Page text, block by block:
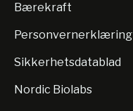
Bærekraft
Personvernerklæring
Sikkerhetsdatablad
Nordic Biolabs